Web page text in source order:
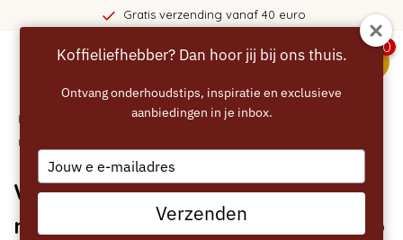
Gratis verzending vanaf 40 euro
0
Home Handleidingen/ Waarom schuimt mijn
melksysteem niet? Zo los je het op
Waarom schuimt mijn
melksysteem niet? Zo los je het op
Koffieliefhebber? Dan hoor jij bij ons thuis.
Ontvang onderhoudstips, inspiratie en exclusieve
aanbiedingen in je inbox.
Type
your
email
Verzenden